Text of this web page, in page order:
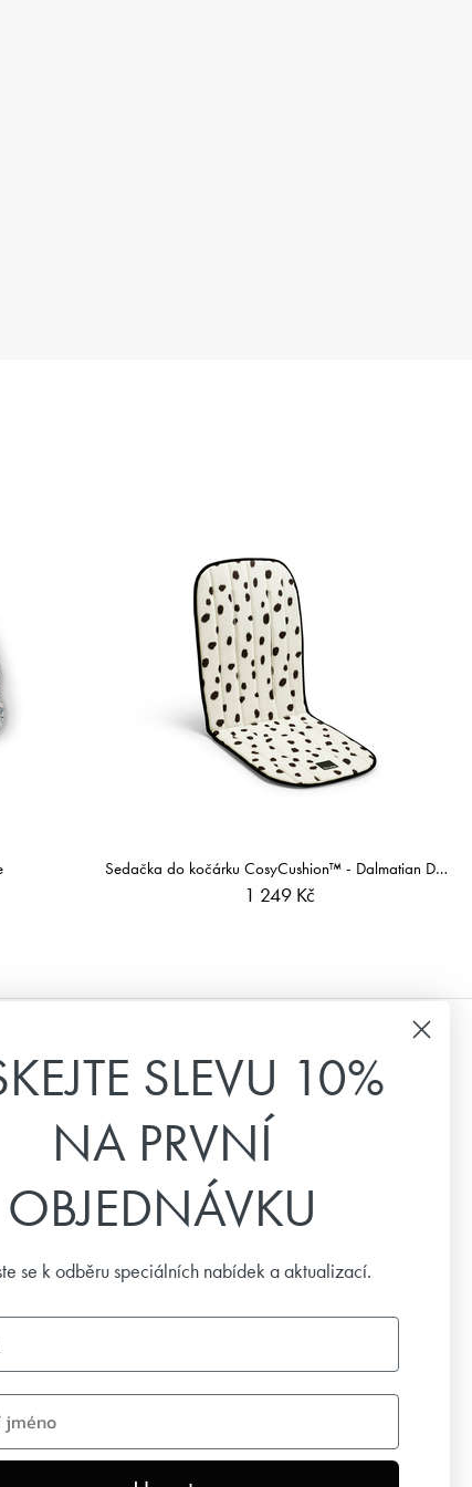
Sedačka do kočárku CosyCushion™ - Dalmatian Dots Grande
1 249 Kč
Bulletin a e-mailový marketing
Přihlaste se k odběru našeho zpravodaje a
dostávejte čerstvé novinky, speciální nabídky a
Email
UPSAT
SLEVU 10%
NA PRVNÍ
OBJEDNÁVKU
se k odběru speciálních nabídek a aktualizací.